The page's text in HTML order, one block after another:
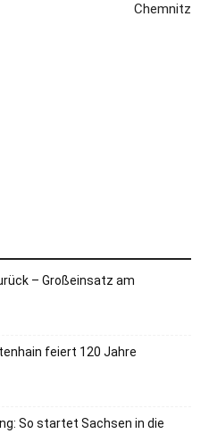
Chemnitz
– Großeinsatz am
feiert 120 Jahre
So startet Sachsen in die